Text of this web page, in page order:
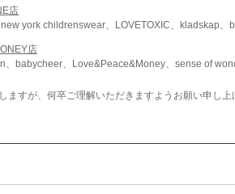
店
york childrenswear、LOVETOXIC、kladskap
店
、babycheer、Love&Peace&Money、sense of
ますが、何卒ご理解いただきますようお願い申し上